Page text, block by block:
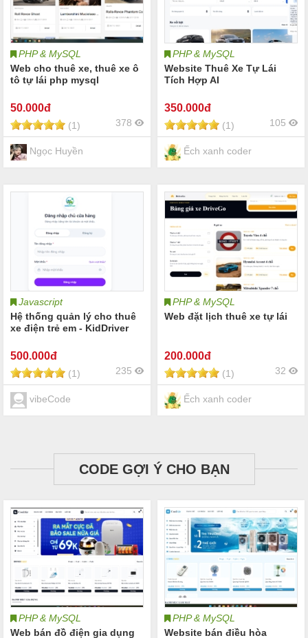
PHP & MySQL
Web cho thuê xe, thuê xe ô
tô tự lái php mysql
50.000đ
(1) 378
Ngọc Huyền
PHP & MySQL
Website Thuê Xe Tự Lái
Tích Hợp AI
350.000đ
(1) 105
Ếch xanh coder
Javascript
Hệ thống quản lý cho thuê
xe điện trẻ em - KidDriver
500.000đ
(1) 235
vibeCode
PHP & MySQL
Web đặt lịch thuê xe tự lái
200.000đ
(1) 32
Ếch xanh coder
CODE GỢI Ý CHO BẠN
PHP & MySQL
Web bán đồ điện gia dụng
PHP & MySQL
Website bán điều hòa